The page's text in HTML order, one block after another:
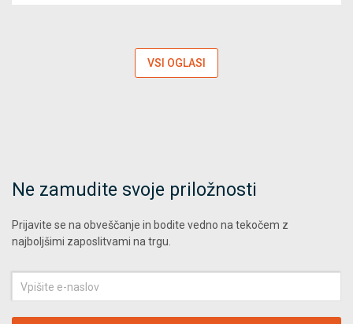
VSI OGLASI
Ne zamudite svoje priložnosti
Prijavite se na obveščanje in bodite vedno na tekočem z
najboljšimi zaposlitvami na trgu.